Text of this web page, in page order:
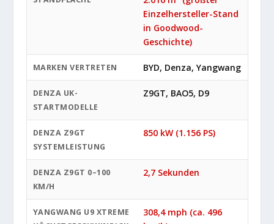
Einzelhersteller-Stand
in Goodwood-
Geschichte)
MARKEN VERTRETEN BYD, Denza, Yangwang
DENZA UK-
STARTMODELLE
Z9GT, BAO5, D9
DENZA Z9GT
SYSTEMLEISTUNG
850 kW (1.156 PS)
DENZA Z9GT 0–100
KM/H
2,7 Sekunden
YANGWANG U9 XTREME
308,4 mph (ca. 496